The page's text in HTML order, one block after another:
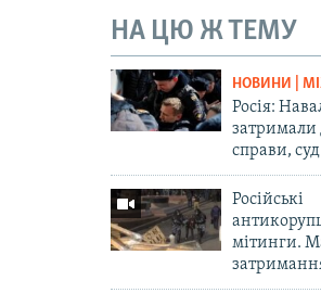
НА ЦЮ Ж ТЕМУ
НОВИНИ |
Росія:
затримали
справи, суд
Російські
мітинги.